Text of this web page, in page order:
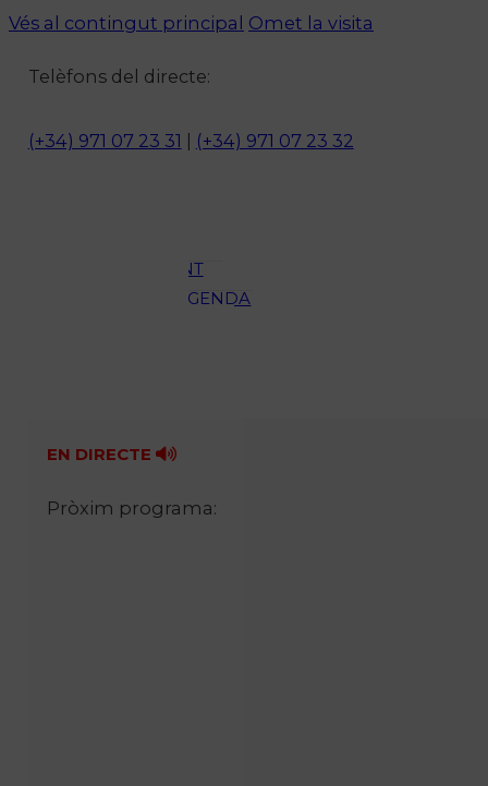
Vés al contingut principal Omet la visita
Telèfons del directe:
(+34) 971 07 23 31 (+34) 971 07 23 32
OCI
AMBIENT
AGENDA
Fes-te'n soci!
EN DIRECTE
Pròxim programa: